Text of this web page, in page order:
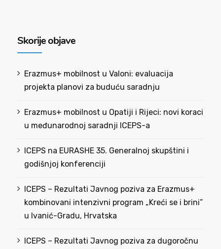
Skorije objave
Erazmus+ mobilnost u Valoni: evaluacija
projekta planovi za buduću saradnju
Erazmus+ mobilnost u Opatiji i Rijeci: novi koraci
u međunarodnoj saradnji ICEPS-a
ICEPS na EURASHE 35. Generalnoj skupštini i
godišnjoj konferenciji
ICEPS – Rezultati Javnog poziva za Erazmus+
kombinovani intenzivni program „Kreći se i brini”
u Ivanić-Gradu, Hrvatska
ICEPS – Rezultati Javnog poziva za dugoročnu